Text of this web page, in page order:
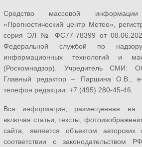
Средство массовой
«Прогностический центр Метео»,
серия ЭЛ № ФС77-78399 от 08.06.2020
Федеральной службой по
информационных технологий и
(Роскомнадзор). Учредитель СМИ:
Главный редактор – Паршина О.В., e-
телефон редакции: +7 (495) 280-45-46.
Вся информация, размещенная на
включая статьи, тексты,
сайта, является объектом
соответствии с законодательством